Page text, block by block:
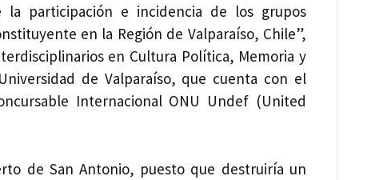
participación e incidencia de los grupos
en la Región de Valparaíso, Chile”,
en Cultura Política, Memoria y
de Valparaíso, que cuenta con el
Internacional ONU Undef (United
de San Antonio, puesto que destruiría un